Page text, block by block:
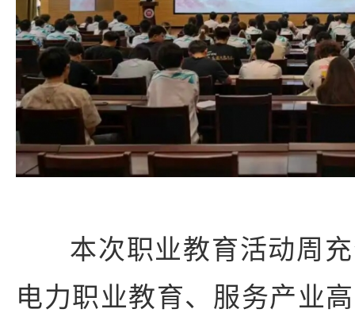
本次职业教育活动周
电力职业教育、服务产业